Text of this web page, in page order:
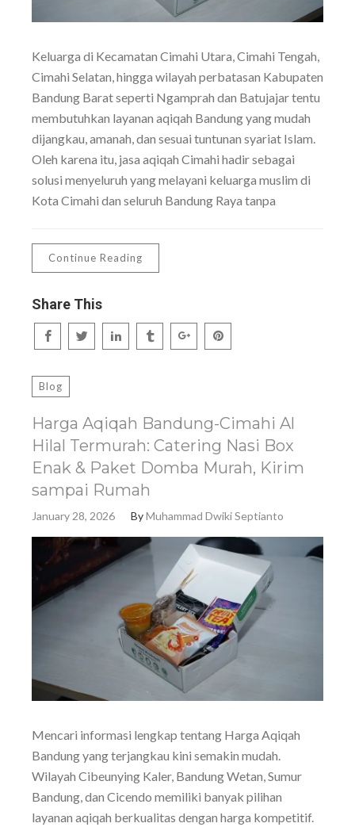
Keluarga di Kecamatan Cimahi Utara, Cimahi Tengah,
Cimahi Selatan, hingga wilayah perbatasan Kabupaten
Bandung Barat seperti Ngamprah dan Batujajar tentu
membutuhkan layanan aqiqah Bandung yang mudah
dijangkau, amanah, dan sesuai tuntunan syariat Islam.
Oleh karena itu, jasa aqiqah Cimahi hadir sebagai
solusi menyeluruh yang melayani keluarga muslim di
Kota Cimahi dan seluruh Bandung Raya tanpa
Continue Reading
Share This
Blog
Harga Aqiqah Bandung-Cimahi Al
Hilal Termurah: Catering Nasi Box
Enak & Paket Domba Murah, Kirim
sampai Rumah
January 28, 2026 ByMuhammad Dwiki Septianto
Mencari informasi lengkap tentang Harga Aqiqah
Bandung yang terjangkau kini semakin mudah.
Wilayah Cibeunying Kaler, Bandung Wetan, Sumur
Bandung, dan Cicendo memiliki banyak pilihan
layanan aqiqah berkualitas dengan harga kompetitif.